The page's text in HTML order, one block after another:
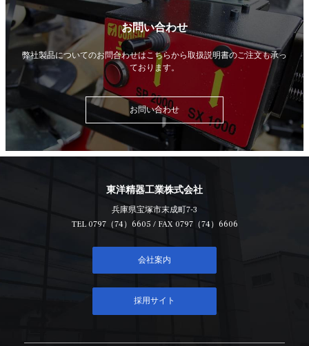
お問い合わせ
弊社製品についてのお問合わせはこちらから取扱説明書のご注文も承っ
ております。
お問い合わせ
東洋精器工業株式会社
兵庫県宝塚市末成町7-3
TEL 0797（74）6605 / FAX 0797（74）6606
会社案内
採用サイト